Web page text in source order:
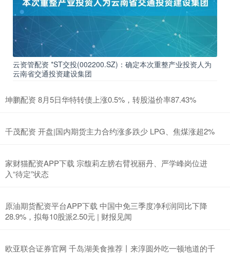
云资管配资 *ST交投(002200.SZ)：确定本次重整产业投资人为
云南省交通投资建设集团
坤鹏配资 8月5日华特转债上涨0.5%，转股溢价率87.43%
千茂配资 开盘|国内期货主力合约涨多跌少 LPG、焦煤涨超2%
家财猫配资APP下载 宗馥莉左膀右臂祝丽丹、严学峰岗位进
入“待定”状态
原油期货配资平台APP下载 中国中免三季度净利润同比下降
28.9%，拟每10股派2.50元 | 财报见闻
欧亚联合证券官网 千岛湖美食推荐丨来淳圆外吃一顿地道的千